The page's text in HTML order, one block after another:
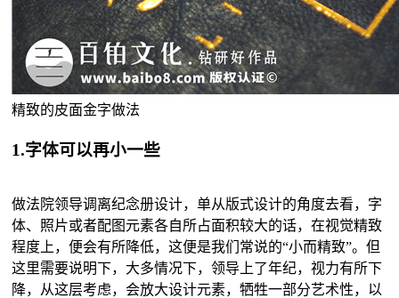
精致的皮面金字做法
1.字体可以再小一些
做法院领导调离纪念册设计，单从版式设计的角度去看，字
体、照片或者配图元素各自所占面积较大的话，在视觉精致
程度上，便会有所降低，这便是我们常说的“小而精致”。但
这里需要说明下，大多情况下，领导上了年纪，视力有所下
降，从这层考虑，会放大设计元素，牺牲一部分艺术性，以